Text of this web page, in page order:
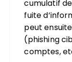
cumulatif
fuite
peut
(phishing
comptes,